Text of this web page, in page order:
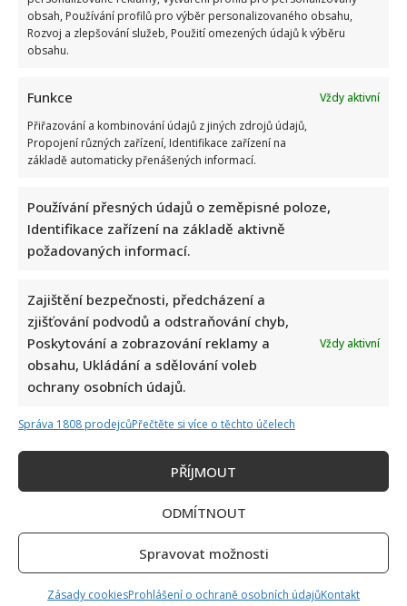
obsah, Používání profilů pro výběr personalizovaného obsahu,
Rozvoj a zlepšování služeb, Použití omezených údajů k výběru
obsahu.
Funkce
Vždy aktivní
Přiřazování a kombinování údajů z jiných zdrojů údajů,
Propojení různých zařízení, Identifikace zařízení na
základě automaticky přenášených informací.
Používání přesných údajů o zeměpisné poloze,
Identifikace zařízení na základě aktivně
požadovaných informací.
Zajištění bezpečnosti, předcházení a
zjišťování podvodů a odstraňování chyb,
Poskytování a zobrazování reklamy a
obsahu, Ukládání a sdělování voleb
ochrany osobních údajů.
Vždy aktivní
Správa 1808 prodejcůPřečtěte si více o těchto účelech
PŘÍJMOUT
ODMÍTNOUT
Spravovat možnosti
Zásady cookiesProhlášení o ochraně osobních údajůKontakt
Tragický konec Františka Sahuly: Kytaristu Tří sester
Stačila jedna fotka z dovolené, aby se na Babiše snesla další
kritika: Lidé spekulují, kde se koupe
Test znalostí staré češtiny: 10 výrazů z počátku 20. století
odhalí, kdo by se tehdy domluvil